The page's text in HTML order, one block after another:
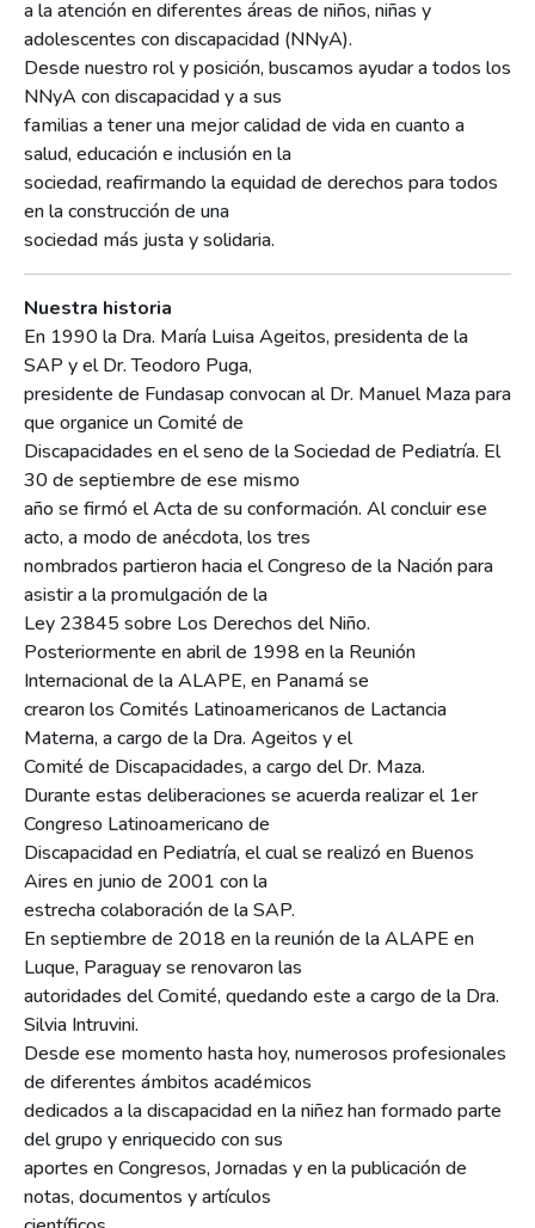
a la atención en diferentes áreas de niños, niñas y
adolescentes con discapacidad (NNyA).
Desde nuestro rol y posición, buscamos ayudar a todos los
NNyA con discapacidad y a sus
familias a tener una mejor calidad de vida en cuanto a
salud, educación e inclusión en la
sociedad, reafirmando la equidad de derechos para todos
en la construcción de una
sociedad más justa y solidaria.
Nuestra historia
En 1990 la Dra. María Luisa Ageitos, presidenta de la
SAP y el Dr. Teodoro Puga,
presidente de Fundasap convocan al Dr. Manuel Maza para
que organice un Comité de
Discapacidades en el seno de la Sociedad de Pediatría. El
30 de septiembre de ese mismo
año se firmó el Acta de su conformación. Al concluir ese
acto, a modo de anécdota, los tres
nombrados partieron hacia el Congreso de la Nación para
asistir a la promulgación de la
Ley 23845 sobre Los Derechos del Niño.
Posteriormente en abril de 1998 en la Reunión
Internacional de la ALAPE, en Panamá se
crearon los Comités Latinoamericanos de Lactancia
Materna, a cargo de la Dra. Ageitos y el
Comité de Discapacidades, a cargo del Dr. Maza.
Durante estas deliberaciones se acuerda realizar el 1er
Congreso Latinoamericano de
Discapacidad en Pediatría, el cual se realizó en Buenos
Aires en junio de 2001 con la
estrecha colaboración de la SAP.
En septiembre de 2018 en la reunión de la ALAPE en
Luque, Paraguay se renovaron las
autoridades del Comité, quedando este a cargo de la Dra.
Silvia Intruvini.
Desde ese momento hasta hoy, numerosos profesionales
de diferentes ámbitos académicos
dedicados a la discapacidad en la niñez han formado parte
del grupo y enriquecido con sus
aportes en Congresos, Jornadas y en la publicación de
notas, documentos y artículos